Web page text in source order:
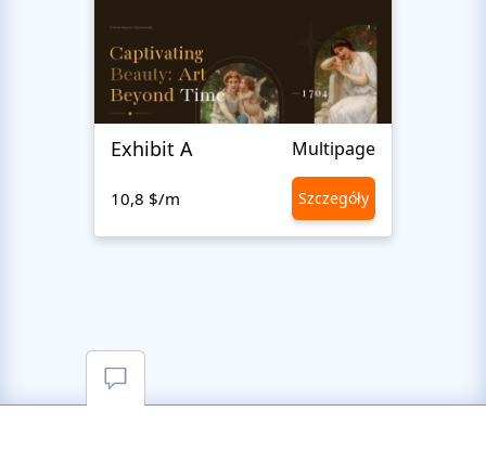
Exhibit A Multipage
10,8 $/m Szczegóły